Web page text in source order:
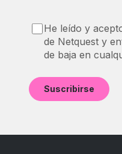
He leído y
de Netquest y
de baja en